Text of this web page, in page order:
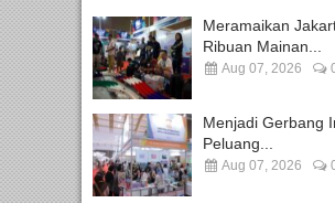
Meramaikan
Ribuan Mainan...
Aug 07, 2026
Menjadi Gerbang
Peluang...
Aug 07, 2026